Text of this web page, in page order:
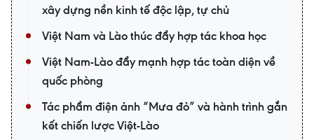
xây dựng nền kinh tế độc lập, tự chủ
Việt Nam và Lào thúc đẩy hợp tác khoa học
Việt Nam-Lào đẩy mạnh hợp tác toàn diện về
quốc phòng
Tác phẩm điện ảnh “Mưa đỏ” và hành trình gắn
kết chiến lược Việt-Lào